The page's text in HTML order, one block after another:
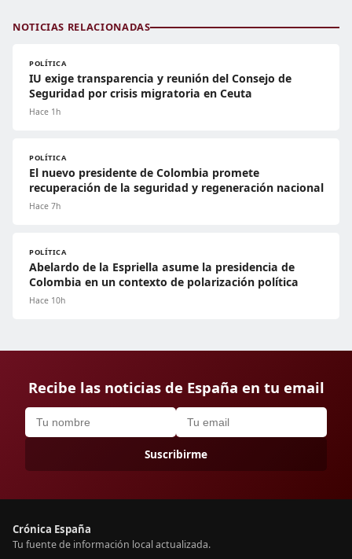
NOTICIAS RELACIONADAS
POLÍTICA
IU exige transparencia y reunión del Consejo de
Seguridad por crisis migratoria en Ceuta
Hace 1h
POLÍTICA
El nuevo presidente de Colombia promete
recuperación de la seguridad y regeneración nacional
Hace 7h
POLÍTICA
Abelardo de la Espriella asume la presidencia de
Colombia en un contexto de polarización política
Hace 10h
Recibe las noticias de España en tu email
Suscribirme
Crónica España
Tu fuente de información local actualizada.